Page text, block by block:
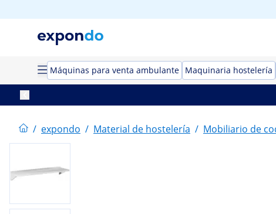
Máquinas para venta ambulante Maquinaria hostelería
/ expondo / Material de hostelería / Mobiliario de